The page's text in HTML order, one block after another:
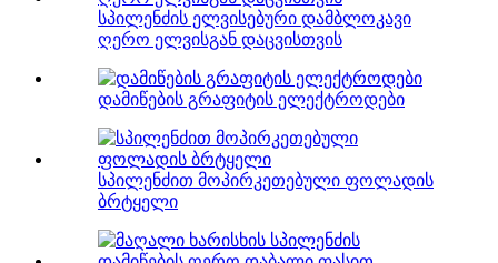
სპილენძის ელვისებური დამბლოკავი
ღერო ელვისგან დაცვისთვის
დამიწების გრაფიტის ელექტროდები
სპილენძით მოპირკეთებული ფოლადის
ბრტყელი